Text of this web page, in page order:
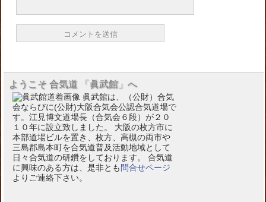
ようこそ 合気道 「眞武館」へ
眞武館は、（公財）合気
会ならびに(公財)大阪合気会公認合気道場で
す。江見博文道場長（合気会６段）が２０
１０年に設立致しました。 大阪の枚方市に
本部道場ビルを置き、枚方、高槻の両市や
三島郡島本町を合気道普及活動地域として
日々合気道の研鑽をしております。 合気道
に興味のある方は、是非とも 問合せページ
よりご連絡下さい。